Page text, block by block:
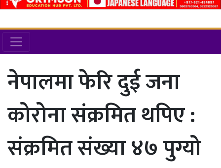
नेपालमा फेरि दुई जना
कोरोना संक्रमित थपिए :
संक्रमित संख्या ४७ पुग्यो